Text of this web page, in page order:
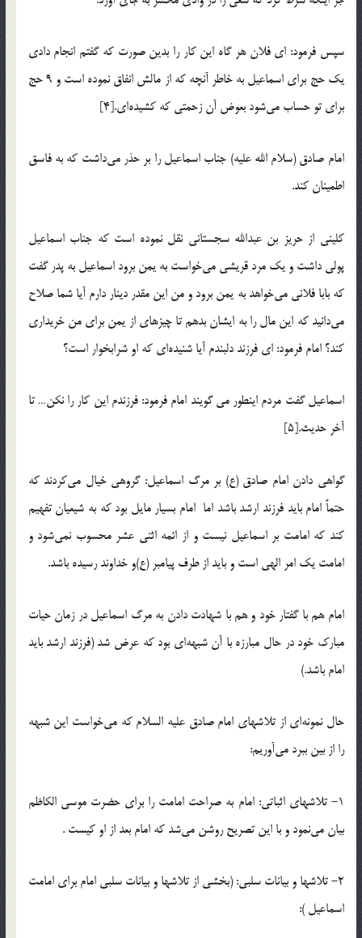
سپس فرمود: ای فلان هر گاه این کار را بدین صورت که گفتم انجام دادی
یک حج برای اسماعیل به خاطر آنچه که از مالش انفاق نموده است و 9 حج
برای تو حساب می‌شود بعوض آن زحمتی که کشیده‌ای.[4]
امام صادق (سلام الله علیه) جناب اسماعیل را بر حذر می‌داشت که به فاسق
اطمینان کند.
کلینی از حریز بن عبدالله سجستانی نقل نموده است که جناب اسماعیل
پولی داشت و یک مرد قریشی می‌خواست به یمن برود اسماعیل به پدر گفت
که بابا فلانی می‌خواهد به یمن برود و من این مقدر دینار دارم آیا شما صلاح
می‌دانید که این مال را به ایشان بدهم تا چیزهای از یمن برای من خریداری
کند؟ امام فرمود: ای فرزند دلبندم آیا شنیده‌ای که او شرابخوار است؟
اسماعیل گفت مردم اینطور می گویند امام فرمود: فرزندم این کار را نکن… تا
آخر حدیث.[5]
گواهی دادن امام صادق (ع) بر مرگ اسماعیل: گروهی خیال می‌کردند که
حتماً امام باید فرزند ارشد باشد اما امام بسیار مایل بود که به شیعیان تفهیم
کند که امامت بر اسماعیل نیست و از ائمه اثنی عشر محسوب نمی‌شود و
امامت یک امر الهی است و باید از طرف پیامبر (ع)‌و خداوند رسیده باشد.
امام هم با گفتار خود و هم با شهادت دادن به مرگ اسماعیل در زمان حیات
مبارک خود در حال مبارزه با آن شبهه‌ای بود که عرض شد (فرزند ارشد باید
امام باشد.)
حال نمونه‌ای از تلاشهای امام صادق علیه السلام که می‌خواست این شبهه
را از بین ببرد می‌آوریم:
1- تلاشهای اثباتی: امام به صراحت امامت را برای حضرت موسی الکاظم
بیان می‌نمود و با این تصریح روشن می‌شد که امام بعد از او کیست .
2- تلاشها و بیانات سلبی: (بخشی از تلاشها و بیانات سلبی امام برای امامت
اسماعیل ):